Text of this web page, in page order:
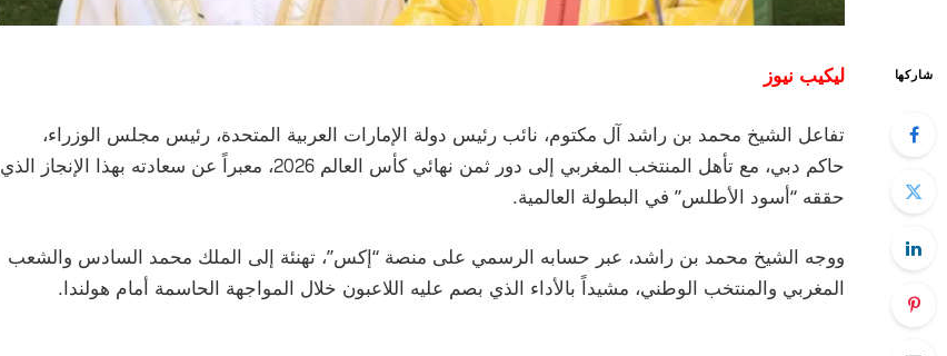
شاركها
ليكيب نيوز
تفاعل الشيخ محمد بن راشد آل مكتوم، نائب رئيس دولة الإمارات العربية المتحدة، رئيس مجلس الوزراء،
حاكم دبي، مع تأهل المنتخب المغربي إلى دور ثمن نهائي كأس العالم 2026، معبراً عن سعادته بهذا الإنجاز الذي
حققه “أسود الأطلس” في البطولة العالمية.
ووجه الشيخ محمد بن راشد، عبر حسابه الرسمي على منصة “إكس”، تهنئة إلى الملك محمد السادس والشعب
المغربي والمنتخب الوطني، مشيداً بالأداء الذي بصم عليه اللاعبون خلال المواجهة الحاسمة أمام هولندا.